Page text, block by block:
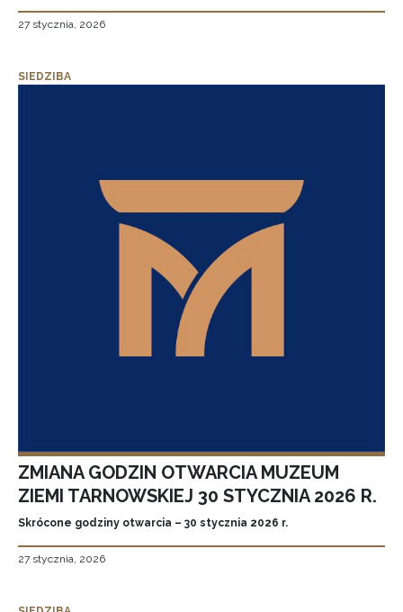
27 stycznia, 2026
SIEDZIBA
ZMIANA GODZIN OTWARCIA MUZEUM
ZIEMI TARNOWSKIEJ 30 STYCZNIA 2026 R.
Skrócone godziny otwarcia – 30 stycznia 2026 r.
27 stycznia, 2026